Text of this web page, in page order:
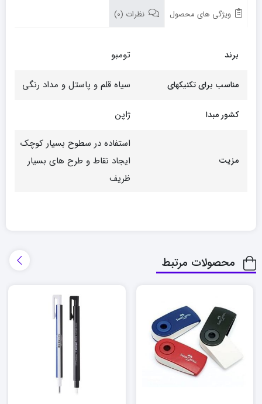
ویژگی های محصول نظرات (0)
برند تومبو
مناسب برای تکنیکهای سیاه قلم و پاستل و مداد رنگی
کشور مبدا ژاپن
مزیت
استفاده در سطوح بسیار کوچک
ایجاد نقاط و طرح های بسیار
ظریف
محصولات مرتبط